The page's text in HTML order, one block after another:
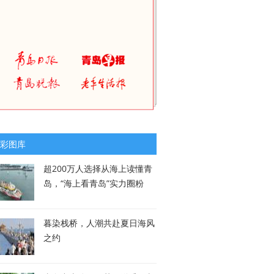
图库
超200万人选择从海上读懂青
岛，“海上看青岛”实力圈粉
暮染栈桥，人潮共赴夏日海风
之约